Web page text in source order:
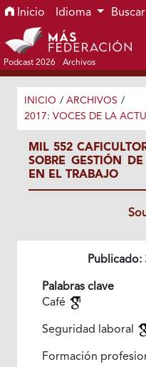
Ir al menú de navegación
Ir al contenido principal
Ir al pie de página del sitio
Inicio Idioma Buscar
Podcast 2026 Archivos
INICIO / ARCHIVOS /
2017: VOCES DE LA
MIL 552
SOBRE GESTIÓN
EN EL TRABAJO
Publicado:
Palabras clave
Café
Seguridad laboral
Formación